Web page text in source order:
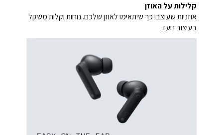
קלילות על האוזן
אוזניות שעוצבו כך שיתאימו לאוזן שלכם. נוחות וקלות משקל
בעיצוב נועז.